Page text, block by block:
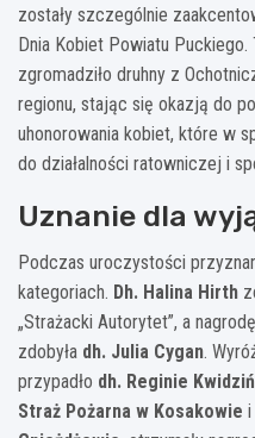
zostały szczególnie
Dnia Kobiet Powiatu
zgromadziło druhny z
regionu, stając się okazją do
uhonorowania kobiet, które w
do działalności ratowniczej i
Uznanie dla
Podczas uroczystości
kategoriach. Dh. Halina Hirth
„Strażacki Autorytet”, a
zdobyła dh. Julia Cygan.
przypadło dh. Reginie
Straż Pożarna w Kosakowie i